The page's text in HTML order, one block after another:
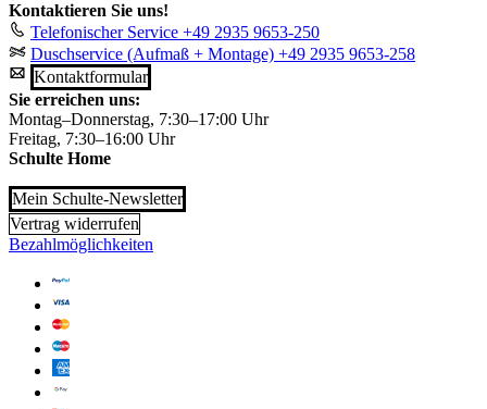
Kontaktieren Sie uns!
Telefonischer Service +49 2935 9653-250
Duschservice (Aufmaß + Montage) +49 2935 9653-258
Kontaktformular
Sie erreichen uns:
Montag–Donnerstag, 7:30–17:00 Uhr
Freitag, 7:30–16:00 Uhr
Schulte Home
Mein Schulte-Newsletter
Vertrag widerrufen
Bezahlmöglichkeiten